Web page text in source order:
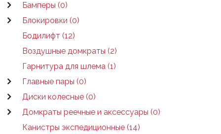
Бамперы (0)
Блокировки (0)
Бодилифт (12)
Воздушные домкраты (2)
Гарнитура для шлема (1)
Главные пары (0)
Диски колесные (0)
Домкраты реечные и аксессуары (0)
Канистры экспедиционные (14)